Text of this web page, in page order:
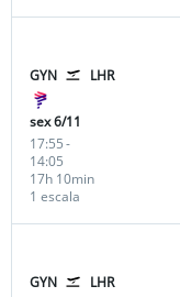
GYN LHR
sex 6/11
17:55-
14:05
1 escala
17h 10min
GYN LHR